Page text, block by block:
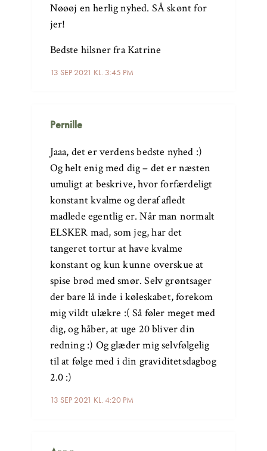
13 SEP 2021 KL. 3:45 PM
Nøøøj en herlig nyhed. SÅ skønt for
jer!
Bedste hilsner fra Katrine
Pernille
13 SEP 2021 KL. 4:20 PM
Jaaa, det er verdens bedste nyhed :)
Og helt enig med dig – det er næsten
umuligt at beskrive, hvor forfærdeligt
konstant kvalme og deraf afledt
madlede egentlig er. Når man normalt
ELSKER mad, som jeg, har det
tangeret tortur at have kvalme
konstant og kun kunne overskue at
spise brød med smør. Selv grøntsager
der bare lå inde i køleskabet, forekom
mig vildt ulækre :( Så føler meget med
dig, og håber, at uge 20 bliver din
redning :) Og glæder mig selvfølgelig
til at følge med i din graviditetsdagbog
2.0 :)